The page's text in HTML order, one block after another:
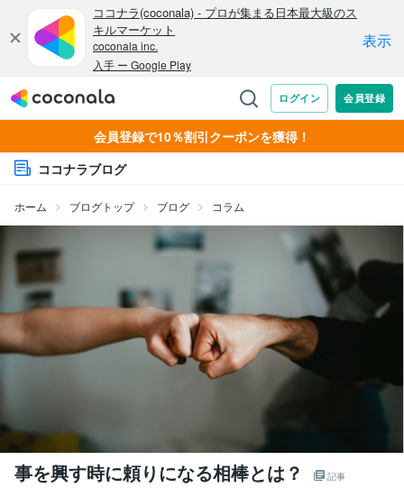
会員登録で10％割引クーポンを獲得！
ココナラブログ
ホーム ブログトップ ブログ コラム
事を興す時に頼りになる相棒とは？ 記事